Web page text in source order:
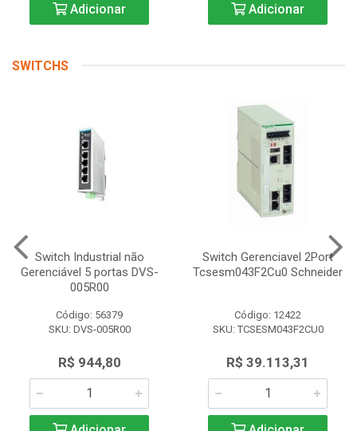
Adicionar Adicionar
SWITCHS
Switch Industrial não
Gerenciável 5 portas DVS-
005R00
Código: 56379
SKU: DVS-005R00
R$ 944,80
Switch Gerenciavel 2Port
Tcsesm043F2Cu0 Schneider
Código: 12422
SKU: TCSESM043F2CU0
R$ 39.113,31